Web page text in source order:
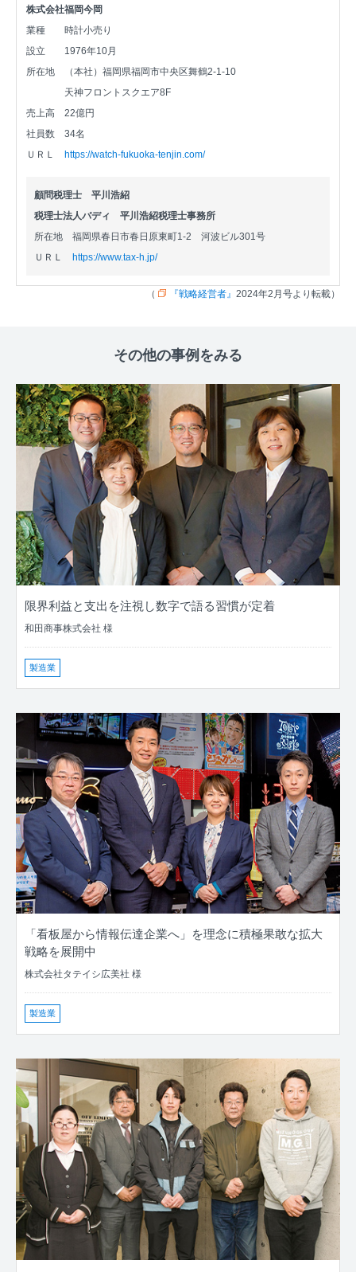
株式会社福岡今岡
業種
時計小売り
設立
1976年10月
所在地
（本社）福岡県福岡市中央区舞鶴2-1-10
天神フロントスクエア8F
売上高
22億円
社員数
34名
ＵＲＬ
https://watch-fukuoka-tenjin.com/
顧問税理士 平川浩紹
税理士法人バディ 平川浩紹税理士事務所
所在地
福岡県春日市春日原東町1-2 河波ビル301号
ＵＲＬ
https://www.tax-h.jp/
（ 『戦略経営者』 2024年2月号より転載）
その他の事例をみる
限界利益と支出を注視し数字で語る習慣が定着
和田商事株式会社 様
製造業
「看板屋から情報伝達企業へ」を理念に積極果敢な拡大
戦略を展開中
株式会社タテイシ広美社 様
製造業